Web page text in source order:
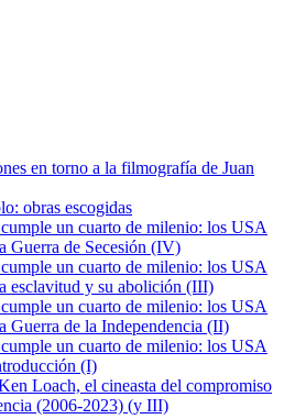
en torno a la filmografía de Juan
obras escogidas
un cuarto de milenio: los USA
Guerra de Secesión (IV)
un cuarto de milenio: los USA
esclavitud y su abolición (III)
un cuarto de milenio: los USA
Guerra de la Independencia (II)
un cuarto de milenio: los USA
(I)
Loach, el cineasta del compromiso
(2006-2023) (y III)